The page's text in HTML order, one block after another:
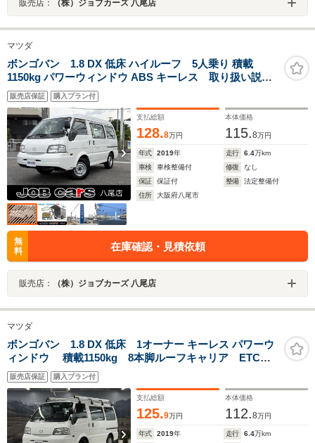
販売店： （株）ジョブカーズ 八尾店
マツダ
ボンゴバン 1.8 DX 低床 ハイルーフ 5人乗り 積載
1150kg パワーウィンドウ ABS キーレス 取り扱い説明
書 保証書 記録簿付き
販売店保証 購入プラン付
支払総額
128.8万円
本体価格
115.8万円
年式 2019年 走行 6.4万km
車検
車検整備付 修復
なし
保証
保証付 整備
法定整備付
住所
大阪府八尾市
無
料
在庫確認・見積依頼
販売店： （株）ジョブカーズ 八尾店
マツダ
ボンゴバン 1.8 DX 低床 1オーナー キーレス パワーウ
ィンドウ 積載1150kg 8本脚ルーフキャリア ETC j
助手席エアバック ABS 取扱説明書 保証書 記録簿
付き 事業用登録可
販売店保証 購入プラン付
支払総額
125.9万円
本体価格
112.8万円
年式 2019年 走行 6.4万km